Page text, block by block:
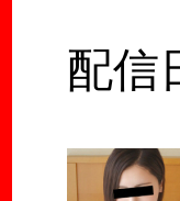
配信